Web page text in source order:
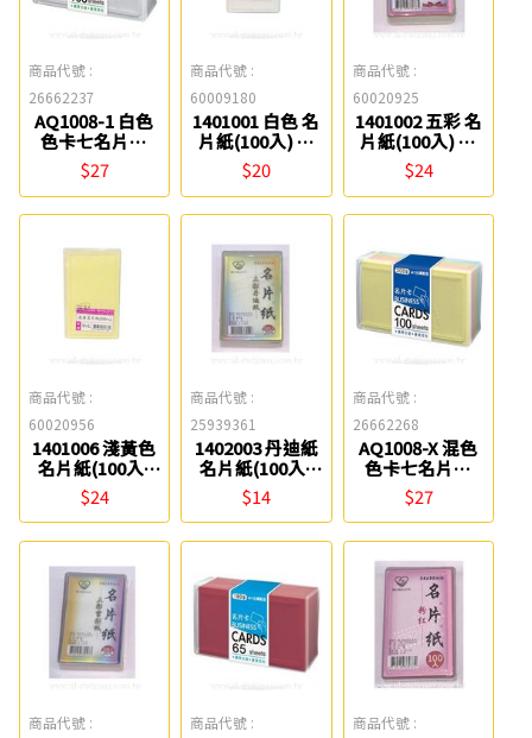
商品代號 :
26662237
AQ1008-1 白色
色卡七名片卡
(280g) 四季紙品
$27
商品代號 :
60009180
1401001 白色 名
片紙(100入) 聯
合紙品
$20
商品代號 :
60020925
1401002 五彩 名
片紙(100入) 聯
合紙品
$24
商品代號 :
60020956
1401006 淺黃色
名片紙(100入)
聯合紙品
$24
商品代號 :
25939361
1402003 丹迪紙
名片紙(100入)
聯合紙品
$14
商品代號 :
26662268
AQ1008-X 混色
色卡七名片卡
(200g) 四季紙品
$27
商品代號 :
商品代號 :
商品代號 :